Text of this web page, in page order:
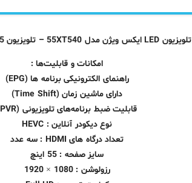
تلویزیون LED ایکس ویژن مدل 55XT540 – تلویزیون 55 اینچ X.Vision
امکانات و قابلیت‌ها :
راهنمای الکترونیکی برنامه ها (EPG)
دارای ماشین زمان (Time Shift)
قابلیت ضبط برنامه‌های تلویزیونی (PVR)
نوع دیکودر آنلاین : HEVC
تعداد درگاه های HDMI : سه عدد
سایز صفحه : 55 اینچ
رزولوشن : 1080 × 1920